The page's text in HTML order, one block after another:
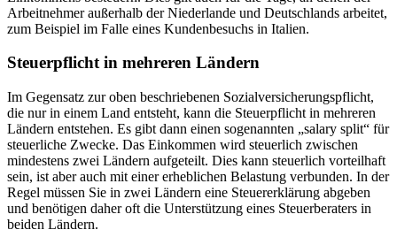
Arbeitnehmer außerhalb der Niederlande und Deutschlands arbeitet,
zum Beispiel im Falle eines Kundenbesuchs in Italien.
Steuerpflicht in mehreren Ländern
Im Gegensatz zur oben beschriebenen Sozialversicherungspflicht,
die nur in einem Land entsteht, kann die Steuerpflicht in mehreren
Ländern entstehen. Es gibt dann einen sogenannten „salary split“ für
steuerliche Zwecke. Das Einkommen wird steuerlich zwischen
mindestens zwei Ländern aufgeteilt. Dies kann steuerlich vorteilhaft
sein, ist aber auch mit einer erheblichen Belastung verbunden. In der
Regel müssen Sie in zwei Ländern eine Steuererklärung abgeben
und benötigen daher oft die Unterstützung eines Steuerberaters in
beiden Ländern.